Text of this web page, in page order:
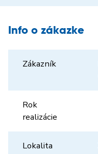
Info o zákazke
Zákazník
Rok
realizácie
Lokalita